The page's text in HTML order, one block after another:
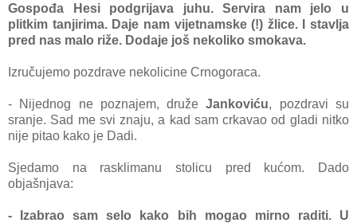
Gospođa Hesi podgrijava juhu. Servira nam jelo u
plitkim tanjirima. Daje nam vijetnamske (!) žlice. I stavlja
pred nas malo riže. Dodaje još nekoliko smokava.
Izručujemo pozdrave nekolicine Crnogoraca.
- Nijednog ne poznajem, družeJankoviću, pozdravi su
sranje. Sad me svi znaju, a kad sam crkavao od gladi nitko
nije pitao kako je Dadi.
Sjedamo na rasklimanu stolicu pred kućom. Dado
objašnjava:
- Izabrao sam selo kako bih mogao mirno raditi. U